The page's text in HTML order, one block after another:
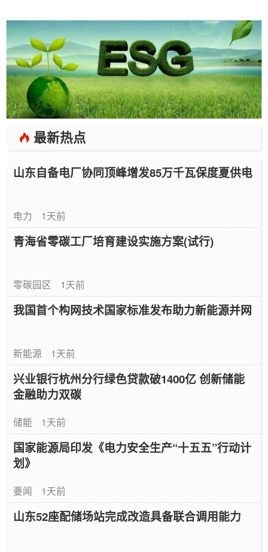
最新热点
山东自备电厂协同顶峰增发85万千瓦保度夏供电
电力 1天前
青海省零碳工厂培育建设实施方案(试行)
零碳园区 1天前
我国首个构网技术国家标准发布助力新能源并网
新能源 1天前
兴业银行杭州分行绿色贷款破1400亿 创新储能
金融助力双碳
储能 1天前
国家能源局印发《电力安全生产“十五五”行动计
划》
要闻 1天前
山东52座配储场站完成改造具备联合调用能力